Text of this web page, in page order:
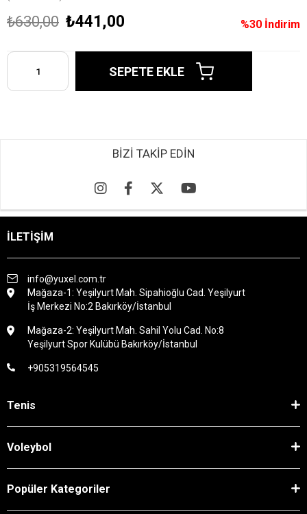
%30 İndirim
₺630,00 ₺441,00
BİZİ TAKİP EDİN
İLETİŞİM
info@yuxel.com.tr
Mağaza-1: Yeşilyurt Mah. Sipahioğlu Cad. Yeşilyurt
İş Merkezi No:2 Bakırköy/İstanbul
Mağaza-2: Yeşilyurt Mah. Sahil Yolu Cad. No:8
Yeşilyurt Spor Kulübü Bakırköy/İstanbul
+905319564545
Tenis
Voleybol
Popüler Kategoriler